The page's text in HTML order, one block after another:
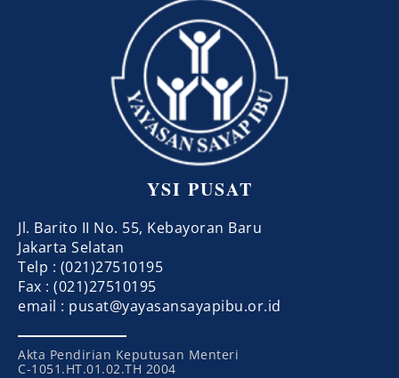
YSI PUSAT
Jl. Barito II No. 55, Kebayoran Baru
Jakarta Selatan
Telp : (021)27510195
Fax : (021)27510195
email : pusat@yayasansayapibu.or.id
Akta Pendirian Keputusan Menteri
C-1051.HT.01.02.TH 2004